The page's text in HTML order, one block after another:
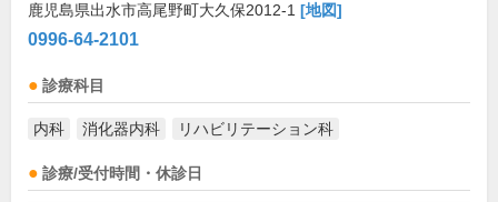
鹿児島県出水市高尾野町大久保2012-1 [地図]
0996-64-2101
診療科目
内科 消化器内科 リハビリテーション科
診療/受付時間・休診日